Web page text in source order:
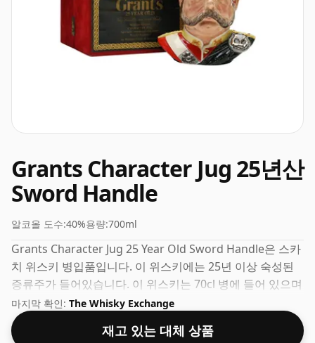
Grants Character Jug 25년산
Sword Handle
알코올 도수:40%용량:700ml
Grants Character Jug 25 Year Old Sword Handle은 스카
치 위스키 병입품입니다. 이 위스키에는 25년 이상 숙성된
증류주가 들어있습니다. 이 위스키는 70cl 병에 들어 있으며
40% 도수로 병입되었습니다.
마지막 확인: The Whisky Exchange
재고 있는 대체 상품